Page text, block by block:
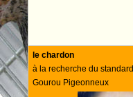
le chardon
à la recherche du standard
Gourou Pigeonneux